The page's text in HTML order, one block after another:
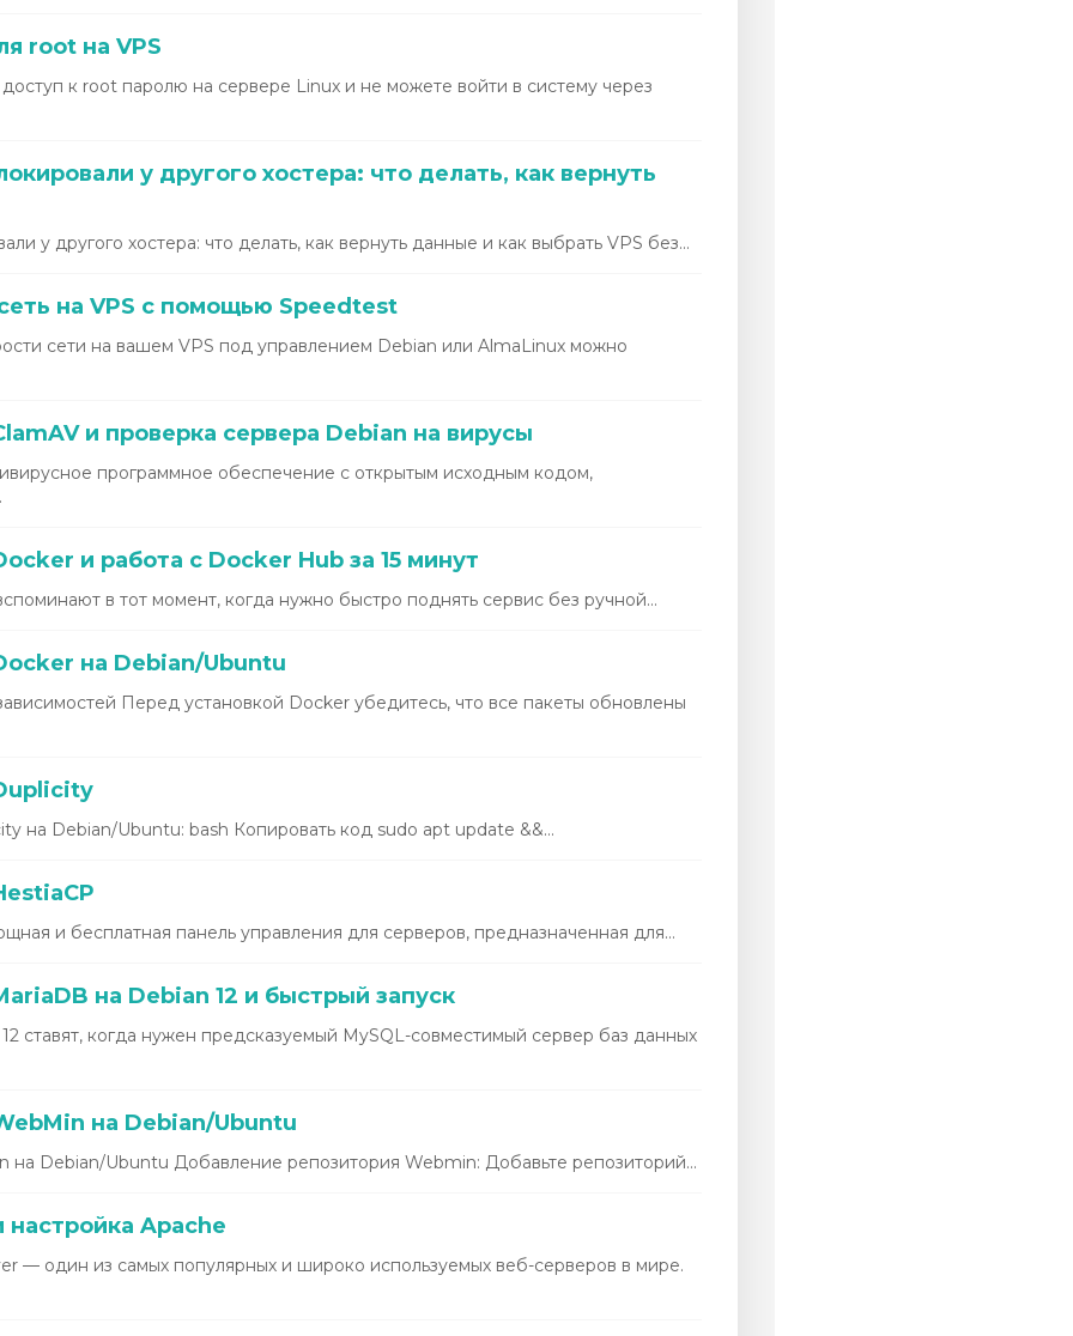
root на VPS
к root паролю на сервере Linux и не можете войти в систему через
у другого хостера: что делать, как вернуть
у другого хостера: что делать, как вернуть данные и как выбрать VPS без...
на VPS с помощью Speedtest
сети на вашем VPS под управлением Debian или AlmaLinux можно
и проверка сервера Debian на вирусы
программное обеспечение с открытым исходным кодом,
и работа с Docker Hub за 15 минут
в тот момент, когда нужно быстро поднять сервис без ручной...
на Debian/Ubuntu
Перед установкой Docker убедитесь, что все пакеты обновлены
на Debian/Ubuntu: bash Копировать код sudo apt update &&...
и бесплатная панель управления для серверов, предназначенная для...
на Debian 12 и быстрый запуск
ставят, когда нужен предсказуемый MySQL-совместимый сервер баз данных
на Debian/Ubuntu
на Debian/Ubuntu Добавление репозитория Webmin: Добавьте репозиторий...
настройка Apache
— один из самых популярных и широко используемых веб-серверов в мире.